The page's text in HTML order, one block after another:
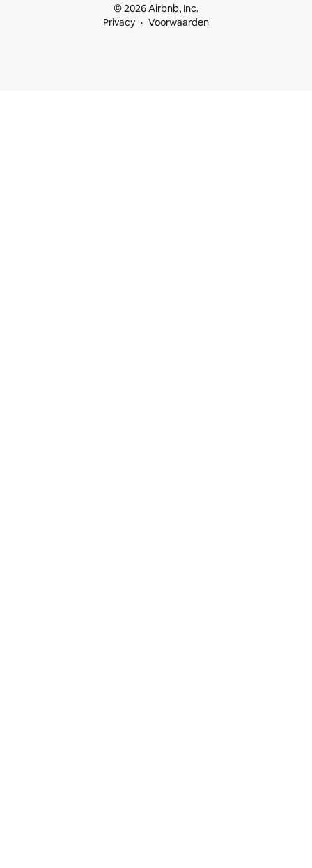
© 2026 Airbnb, Inc.
Privacy
Voorwaarden